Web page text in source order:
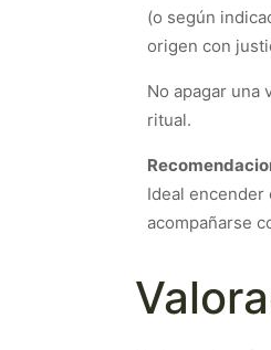
(o según
origen con
No apagar una
ritual.
Ideal encender
acompañarse